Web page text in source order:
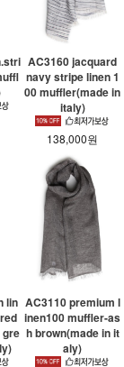
AC3160 jacquard
navy stripe linen 1
00 muffler(made in
italy)
138,000원
lin AC3110 premium l
inen100 muffler-as
h brown(made in it
aly)